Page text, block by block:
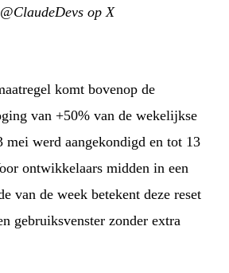
@ClaudeDevs op X
komt bovenop de
van +50% van de wekelijkse
mei werd aangekondigd en tot 13
ontwikkelaars midden in een
van de week betekent deze reset
gebruiksvenster zonder extra